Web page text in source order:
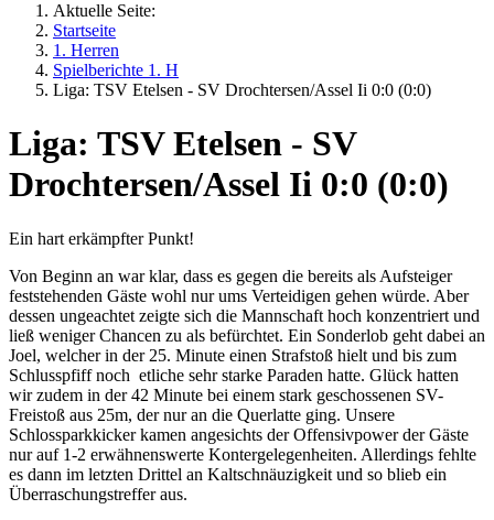
Aktuelle Seite:
Startseite
1. Herren
Spielberichte 1. H
Liga: TSV Etelsen - SV Drochtersen/Assel Ii 0:0 (0:0)
Liga: TSV Etelsen - SV
Drochtersen/Assel Ii 0:0 (0:0)
Ein hart erkämpfter Punkt!
Von Beginn an war klar, dass es gegen die bereits als Aufsteiger
feststehenden Gäste wohl nur ums Verteidigen gehen würde. Aber
dessen ungeachtet zeigte sich die Mannschaft hoch konzentriert und
ließ weniger Chancen zu als befürchtet. Ein Sonderlob geht dabei an
Joel, welcher in der 25. Minute einen Strafstoß hielt und bis zum
Schlusspfiff noch etliche sehr starke Paraden hatte. Glück hatten
wir zudem in der 42 Minute bei einem stark geschossenen SV-
Freistoß aus 25m, der nur an die Querlatte ging. Unsere
Schlossparkkicker kamen angesichts der Offensivpower der Gäste
nur auf 1-2 erwähnenswerte Kontergelegenheiten. Allerdings fehlte
es dann im letzten Drittel an Kaltschnäuzigkeit und so blieb ein
Überraschungstreffer aus.